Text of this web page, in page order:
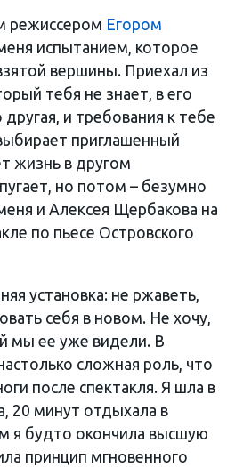
режиссером Егором
испытанием, которое
вершины. Приехал из
тебя не знает, в его
и требования к тебе
приглашенный
жизнь в другом
но потом – безумно
и Алексея Щербакова на
по пьесе Островского
установка: не ржаветь,
себя в новом. Не хочу,
мы ее уже видели. В
сложная роль, что
после спектакля. Я шла в
20 минут отдыхала в
я будто окончила высшую
принцип мгновенного